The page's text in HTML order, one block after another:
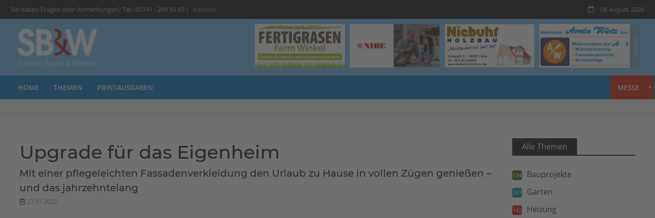
Sie haben Fragen oder Anmerkungen? Tel.: 05141 - 299 50 60 | Kontakt 08 August 2026
HOME THEMEN PRINTAUSGABEN MESSE
Upgrade für das Eigenheim
Mit einer pflegeleichten Fassadenverkleidung den Urlaub zu Hause in vollen Zügen genießen –
und das jahrzehntelang
27.07.2022
Alle Themen
134 Bauprojekte
247 Garten
142 Heizung